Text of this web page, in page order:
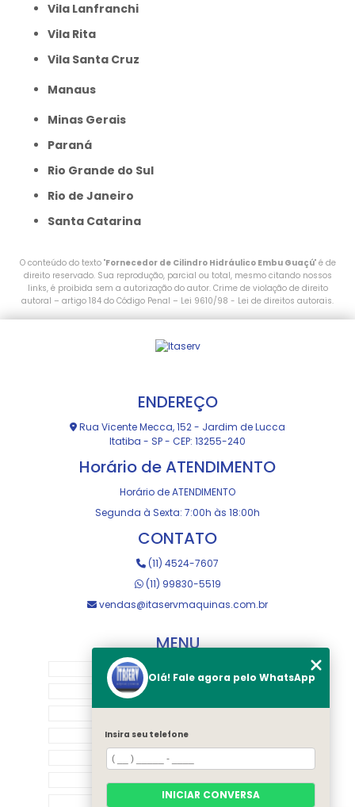
Vila Lanfranchi
Vila Rita
Vila Santa Cruz
Manaus
Minas Gerais
Paraná
Rio Grande do Sul
Rio de Janeiro
Santa Catarina
O conteúdo do texto "Fornecedor de Cilindro Hidráulico Embu Guaçú" é de
direito reservado. Sua reprodução, parcial ou total, mesmo citando nossos
links, é proibida sem a autorização do autor. Crime de violação de direito
autoral – artigo 184 do Código Penal – Lei 9610/98 - Lei de direitos autorais.
ENDEREÇO
Rua Vicente Mecca, 152 - Jardim de Lucca
Itatiba - SP - CEP: 13255-240
Horário de ATENDIMENTO
Horário de ATENDIMENTO
Segunda à Sexta: 7:00h às 18:00h
CONTATO
(11) 4524-7607
(11) 99830-5519
vendas@itaservmaquinas.com.br
MENU
MANUTENÇÃO E USINAGEM
LOJA
EQUIPAMENTOS
RASTREAMENTO
CONTATO
Olá! Fale agora pelo WhatsApp
Insira seu telefone
INICIAR CONVERSA